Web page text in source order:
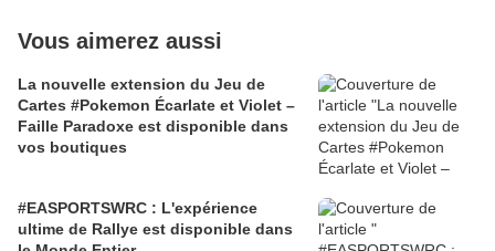
Vous aimerez aussi
La nouvelle extension du Jeu de
Cartes #Pokemon Écarlate et Violet –
Faille Paradoxe est disponible dans
vos boutiques
#EASPORTSWRC : L'expérience
ultime de Rallye est disponible dans